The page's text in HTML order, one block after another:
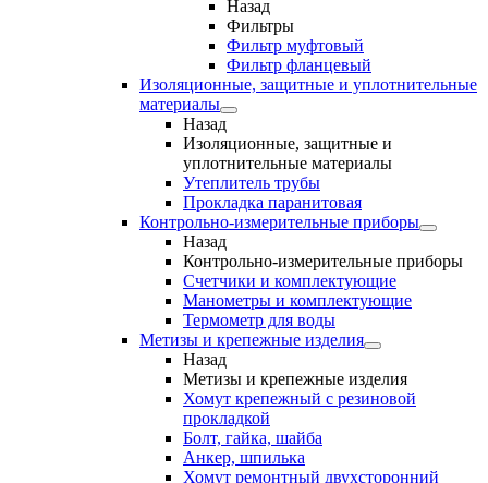
Назад
Фильтры
Фильтр муфтовый
Фильтр фланцевый
Изоляционные, защитные и уплотнительные
материалы
Назад
Изоляционные, защитные и
уплотнительные материалы
Утеплитель трубы
Прокладка паранитовая
Контрольно-измерительные приборы
Назад
Контрольно-измерительные приборы
Счетчики и комплектующие
Манометры и комплектующие
Термометр для воды
Метизы и крепежные изделия
Назад
Метизы и крепежные изделия
Хомут крепежный с резиновой
прокладкой
Болт, гайка, шайба
Анкер, шпилька
Хомут ремонтный двухсторонний